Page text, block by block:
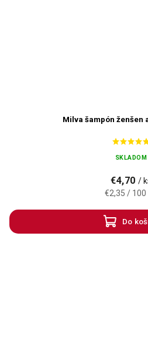
Milva šampón ženšen
SKLADOM
€4,70 /
€2,35 / 100
Do